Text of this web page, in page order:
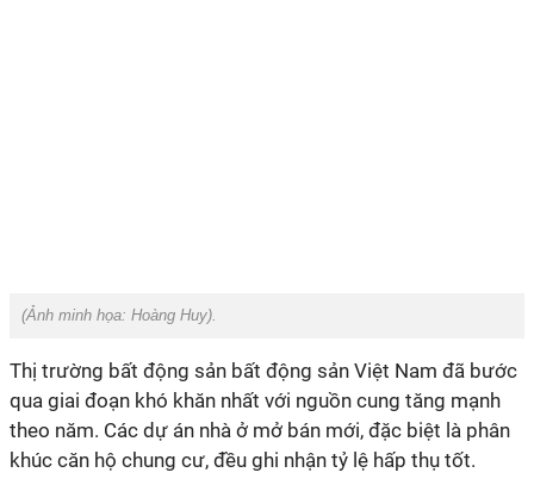
(Ảnh minh họa: Hoàng Huy).
Thị trường bất động sản bất động sản Việt Nam đã bước
qua giai đoạn khó khăn nhất với nguồn cung tăng mạnh
theo năm. Các dự án nhà ở mở bán mới, đặc biệt là phân
khúc căn hộ chung cư, đều ghi nhận tỷ lệ hấp thụ tốt.